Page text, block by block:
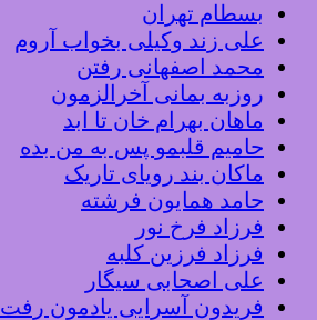
بسطام تهران
علی زند وکیلی بخواب آروم
محمد اصفهانی رفتن
روزبه بمانی آخرالزمون
ماهان بهرام خان تا ابد
حامیم قلبمو پس به من بده
ماکان بند رویای تاریک
حامد همایون فرشته
فرزاد فرخ نور
فرزاد فرزین کلبه
علی اصحابی سیگار
فریدون آسرایی یادمون رفت